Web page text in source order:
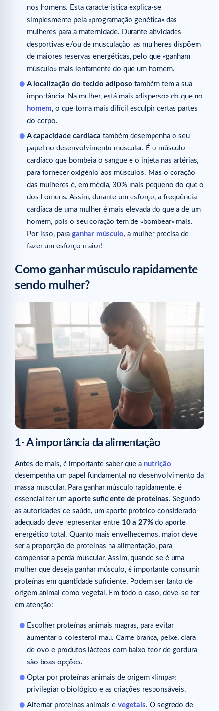
nos homens. Esta característica explica-se
simplesmente pela «programação genética» das
mulheres para a maternidade. Durante atividades
desportivas e/ou de musculação, as mulheres dispõem
de maiores reservas energéticas, pelo que «ganham
músculo» mais lentamente do que um homem.
A localização do tecido adiposo também tem a sua
importância. Na mulher, está mais «disperso» do que no
homem, o que torna mais difícil esculpir certas partes
do corpo.
A capacidade cardíaca também desempenha o seu
papel no desenvolvimento muscular. É o músculo
cardíaco que bombeia o sangue e o injeta nas artérias,
para fornecer oxigénio aos músculos. Mas o coração
das mulheres é, em média, 30% mais pequeno do que o
dos homens. Assim, durante um esforço, a frequência
cardíaca de uma mulher é mais elevada do que a de um
homem, pois o seu coração tem de «bombear» mais.
Por isso, para ganhar músculo, a mulher precisa de
fazer um esforço maior!
Como ganhar músculo rapidamente
sendo mulher?
1- A importância da alimentação
Antes de mais, é importante saber que a nutrição
desempenha um papel fundamental no desenvolvimento da
massa muscular. Para ganhar músculo rapidamente, é
essencial ter um aporte suficiente de proteínas. Segundo
as autoridades de saúde, um aporte proteico considerado
adequado deve representar entre 10 a 27% do aporte
energético total. Quanto mais envelhecemos, maior deve
ser a proporção de proteínas na alimentação, para
compensar a perda muscular. Assim, quando se é uma
mulher que deseja ganhar músculo, é importante consumir
proteínas em quantidade suficiente. Podem ser tanto de
origem animal como vegetal. Em todo o caso, deve-se ter
em atenção:
Escolher proteínas animais magras, para evitar
aumentar o colesterol mau. Carne branca, peixe, clara
de ovo e produtos lácteos com baixo teor de gordura
são boas opções.
Optar por proteínas animais de origem «limpa»:
privilegiar o biológico e as criações responsáveis.
Alternar proteínas animais e vegetais. O segredo de